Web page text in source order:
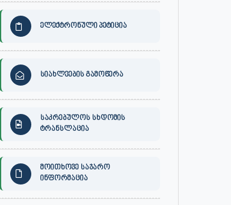
ელექტრონული პეტიცია
სიახლეების გამოწერა
საკრებულოს სხდომის
ტრანსლაცია
მოითხოვე საჯარო
ინფორმაცია